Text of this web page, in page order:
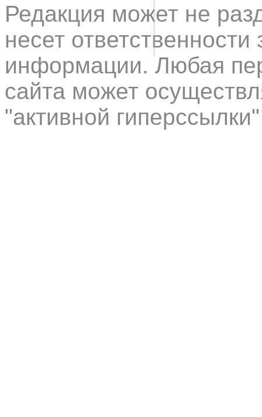
Редакция может не
несет
информации. Любая
сайта может
"активной